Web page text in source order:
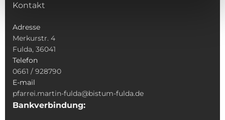
Kontakt
Adresse
Merkurstr. 4
Fulda, 36041
Telefon
0661 / 928790
E-mail
pfarrei.martin-fulda@bistum-fulda.de
Bankverbindung: